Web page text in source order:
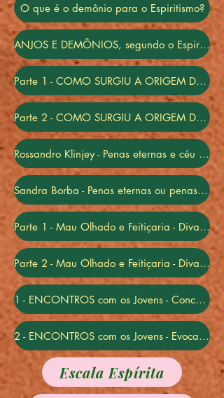
O que é o demônio para o Espiritismo?
ANJOS E DEMÔNIOS, segundo o Espiritismo
Parte 1 - COMO SURGIU A ORIGEM DA CRENÇA EM DEMÔNIOS? | Mediunidade Hoje
Parte 2 - COMO SURGIU A ORIGEM DA CRENÇA EM DEMÔNIOS? | Mediunidade Hoje
Rossandro Klinjey - Penas eternas e céu contemplativo
Sandra Borba - Penas eternas ou penas duráveis?
Parte 1 - Mau Olhado e Feitiçaria - Divaldo Franco
Parte 2 - Mau Olhado e Feitiçaria - Divaldo Franco
1 - ENCONTROS com os Jovens - Concentração - SC - Haroldo Dutra
2 - ENCONTROS com os Jovens - Evocar espíritos, pode? Haroldo Dutra
Escala Espírita